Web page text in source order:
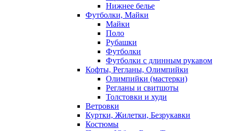
Нижнее белье
Футболки, Майки
Майки
Поло
Рубашки
Футболки
Футболки с длинным рукавом
Кофты, Регланы, Олимпийки
Олимпийки (мастерки)
Регланы и свитшоты
Толстовки и худи
Ветровки
Куртки, Жилетки, Безрукавки
Костюмы